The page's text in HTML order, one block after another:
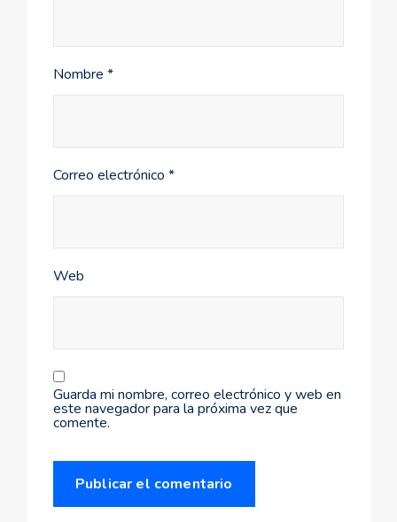
Nombre *
Correo electrónico *
Web
Guarda mi nombre, correo electrónico y web en
este navegador para la próxima vez que
comente.